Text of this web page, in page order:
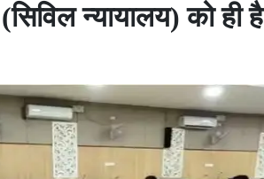
न्यायालय) को ही है